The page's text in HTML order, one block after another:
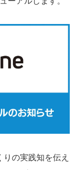
の実践知を伝え